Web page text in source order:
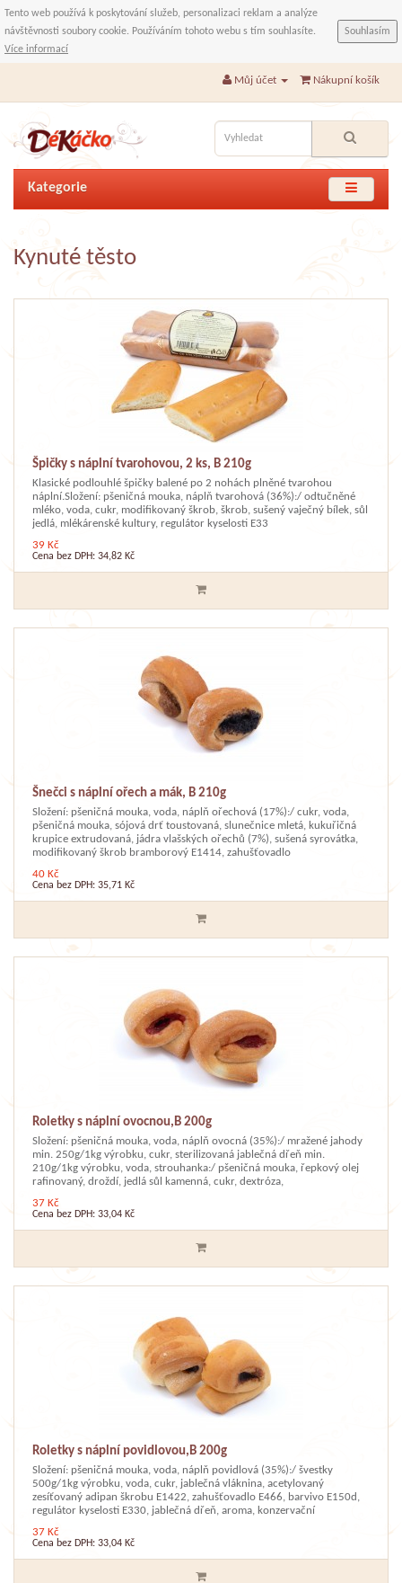
Tento web používá k poskytování služeb, personalizaci reklam a analýze
návštěvnosti soubory cookie. Používáním tohoto webu s tím souhlasíte.
Více informací
Souhlasím
Můj účet Nákupní košík
Kategorie
Kynuté těsto
Špičky s náplní tvarohovou, 2 ks, B 210g
Klasické podlouhlé špičky balené po 2 nohách plněné tvarohou
náplní.Složení: pšeničná mouka, náplň tvarohová (36%):/ odtučněné
mléko, voda, cukr, modifikovaný škrob, škrob, sušený vaječný bílek, sůl
jedlá, mlékárenské kultury, regulátor kyselosti E33
39 Kč
Cena bez DPH: 34,82 Kč
Šnečci s náplní ořech a mák, B 210g
Složení: pšeničná mouka, voda, náplň ořechová (17%):/ cukr, voda,
pšeničná mouka, sójová drť toustovaná, slunečnice mletá, kukuřičná
krupice extrudovaná, jádra vlašských ořechů (7%), sušená syrovátka,
modifikovaný škrob bramborový E1414, zahušťovadlo
40 Kč
Cena bez DPH: 35,71 Kč
Roletky s náplní ovocnou,B 200g
Složení: pšeničná mouka, voda, náplň ovocná (35%):/ mražené jahody
min. 250g/1kg výrobku, cukr, sterilizovaná jablečná dřeň min.
210g/1kg výrobku, voda, strouhanka:/ pšeničná mouka, řepkový olej
rafinovaný, droždí, jedlá sůl kamenná, cukr, dextróza,
37 Kč
Cena bez DPH: 33,04 Kč
Roletky s náplní povidlovou,B 200g
Složení: pšeničná mouka, voda, náplň povidlová (35%):/ švestky
500g/1kg výrobku, voda, cukr, jablečná vláknina, acetylovaný
zesíťovaný adipan škrobu E1422, zahušťovadlo E466, barvivo E150d,
regulátor kyselosti E330, jablečná dřeň, aroma, konzervační
37 Kč
Cena bez DPH: 33,04 Kč